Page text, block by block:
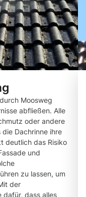
Moosweg
abfließen. Alle
oder andere
Dachrinne ihre
deutlich das Risiko
und
zu lassen, um
der
dafür, dass alles